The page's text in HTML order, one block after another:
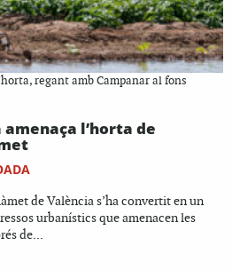
regant amb Campanar al fons
l’horta de
de València s’ha convertit en un
urbanístics que amenacen les
de...